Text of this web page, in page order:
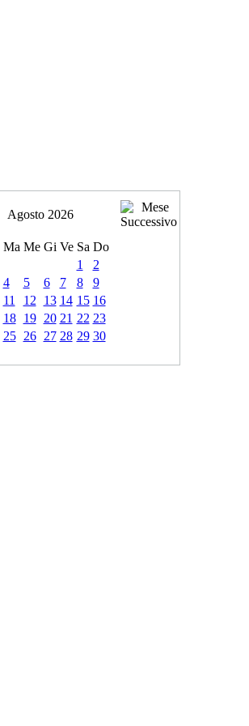
Agosto 2026
Ma Me Gi Ve Sa Do
1
2
4 5 6 7 8
9
11 12 13 14 15 16
18 19 20 21 22 23
25 26 27 28 29 30